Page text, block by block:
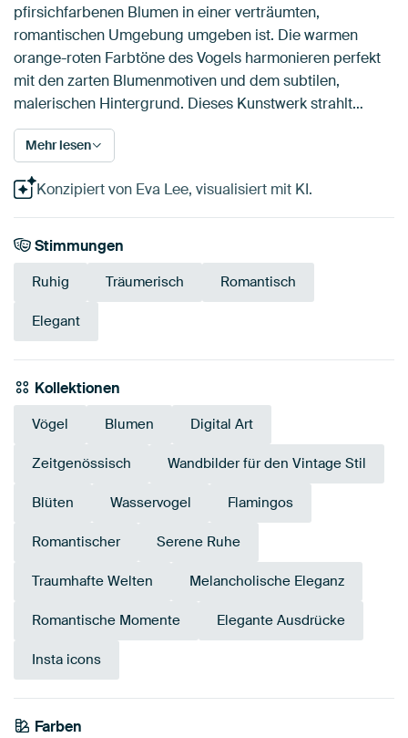
pfirsichfarbenen Blumen in einer verträumten,
romantischen Umgebung umgeben ist. Die warmen
orange-roten Farbtöne des Vogels harmonieren perfekt
mit den zarten Blumenmotiven und dem subtilen,
malerischen Hintergrund. Dieses Kunstwerk strahlt…
Mehr lesen
Konzipiert von Eva Lee, visualisiert mit KI.
Stimmungen
Ruhig Träumerisch Romantisch
Elegant
Kollektionen
Vögel Blumen Digital Art
Zeitgenössisch Wandbilder für den Vintage Stil
Blüten Wasservogel Flamingos
Romantischer Serene Ruhe
Traumhafte Welten Melancholische Eleganz
Romantische Momente Elegante Ausdrücke
Insta icons
Farben
Braun
Bordeaux
Anthrazit